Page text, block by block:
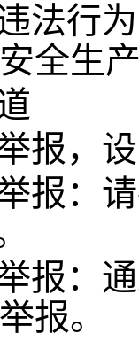
违法行
全生
报，
举报：
报：
报。